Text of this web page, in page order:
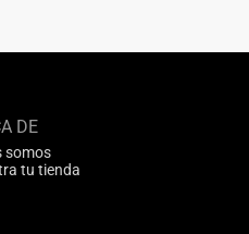
DE
somos
tu tienda